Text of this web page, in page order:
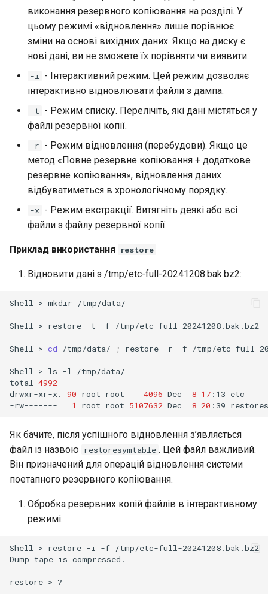
виконання резервного копіювання на розділі. У
цьому режимі «відновлення» лише порівнює
зміни на основі вихідних даних. Якщо на диску є
нові дані, ви не зможете їх порівняти чи виявити.
-i - Інтерактивний режим. Цей режим дозволяє
інтерактивно відновлювати файли з дампа.
-t - Режим списку. Перелічіть, які дані містяться у
файлі резервної копії.
-r - Режим відновлення (перебудови). Якщо це
метод «Повне резервне копіювання + додаткове
резервне копіювання», відновлення даних
відбуватиметься в хронологічному порядку.
-x - Режим екстракції. Витягніть деякі або всі
файли з файлу резервної копії.
Приклад використання restore
Відновити дані з /tmp/etc-full-20241208.bak.bz2:
Shell > mkdir /tmp/data/
Shell > restore -t -f /tmp/etc-full-20241208.bak.bz2
Shell > cd /tmp/data/ ; restore -r -f /tmp/etc-full-
Shell > ls -l
/tmp/data/
total
4992
drwxr-xr-x.
90 root root 4096 Dec 8 17 :13 etc
-rw-------
1 root root 5107632 Dec 8 20 :39
Як бачите, після успішного відновлення з’являється
файл із назвою restoresymtable . Цей файл важливий.
Він призначений для операцій відновлення системи
поетапного резервного копіювання.
Обробка резервних копій файлів в інтерактивному
режимі:
Shell > restore -i -f /tmp/etc-full-20241208.bak.bz2
Dump tape is compressed.
restore >